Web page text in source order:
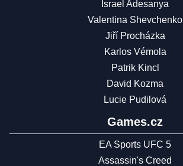
Israel Adesanya
Valentina Shevchenko
Jiří Procházka
Karlos Vémola
Patrik Kincl
David Kozma
Lucie Pudilová
Games.cz
EA Sports UFC 5
Assassin's Creed